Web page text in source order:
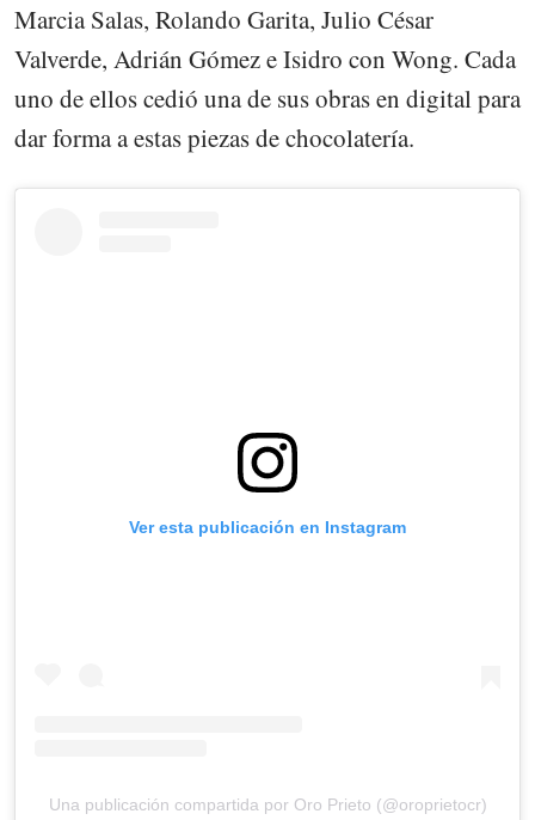
Marcia Salas, Rolando Garita, Julio César
Valverde, Adrián Gómez e Isidro con Wong. Cada
uno de ellos cedió una de sus obras en digital para
dar forma a estas piezas de chocolatería.
Ver esta publicación en Instagram
Una publicación compartida por Oro Prieto (@oroprietocr)